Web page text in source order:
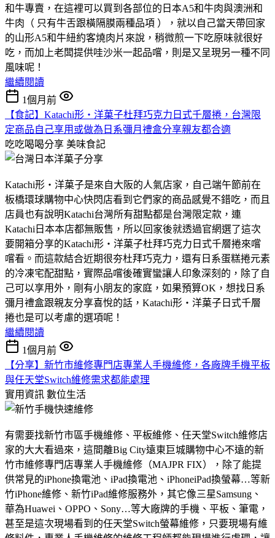
和牛專賣，在這裡可以買到各部位的日本A5和牛肉與澳洲和
牛肉（ 只有牛舌跟橫隔膜兩種品項 ），就以自己當天帶回家
的山形A5和牛紐約客燒肉片來說，稍微煎一下吃原味就很好
吃，而加上老闆提供哇沙米一起品嚐，則是又呈現另一種不同
風味呢！
繼續閱讀
1個月前
【食記】Katachi形‧洋菓子杜拜巧克力日式千層捲，台灣限
定商品自己享用或做為日系彌月禮盒分享親友都合適
吃吃喝喝分享 美味食記
Katachi形‧洋菓子是來自大阪的人氣店家，自己端午節前在
板橋環球購物中心快閃店看到它們家的商品感覺不錯吃，而且
店員也有說明Katachi台灣所有甜點都是台灣限定款，連
Katachi日本本店都無販售，所以回家後就透過官網選了這次
要開箱分享的Katachi形‧洋菓子杜拜巧克力日式千層捲來嚐
嚐看。而這款結合近期很夯杜拜巧克力，還有日系蛋糕捲元素
的冷凍宅配甜點，實際品嚐後確實蠻讓人印象深刻的，除了自
己可以享用外，剛有小朋友的家庭，如果預算OK，想找日系
彌月禮盒跟親友分享喜悅的話，Katachi形‧洋菓子日式千層
捲也是可以考慮的選項呢！
繼續閱讀
1個月前
【分享】新竹市維修專門店專業人手機維修，各廠牌手機平板
與任天堂Switch維修需求都能處理
實用資訊 數位生活
有需要找新竹市區手機維修、平板維修、任天堂Switch維修店
家的大大看過來，這間離Big City遠東巨城購物中心不遠的新
竹市維修專門店專業人手機維修（MAJPR FIX），除了能提
供常見的iPhone換電池、iPad換電池、iPhoneiPad換螢幕…等新
竹iPhone維修、新竹iPad維修服務外，其它像三星Samsung、
華為Huawei、OPPO、Sony…等大廠牌的手機、平板、筆電，
甚至是這次現場看到的任天堂Switch螢幕維修，只要現場有維